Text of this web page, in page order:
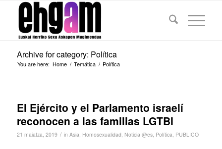
Archive for category: Política
You are here: Home / Temática / Política
El Ejército y el Parlamento israelí
reconocen a las familias LGTBI
21 maiatza, 2019 / in Asia, Homosexualidad, Noticia @es, Política, PUBLICO